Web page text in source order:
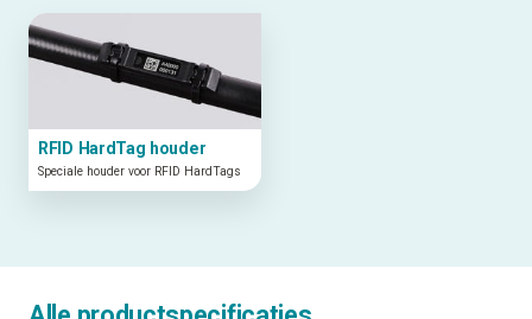
RFID HardTag houder
Speciale houder voor RFID HardTags